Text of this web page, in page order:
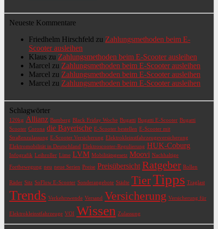
Neueste Kommentare
Friedhelm Hirschfeld zu Zahlungsmethoden beim E-
Scooter ausleihen
Klaus zu Zahlungsmethoden beim E-Scooter ausleihen
Marcel zu Zahlungsmethoden beim E-Scooter ausleihen
Marcel zu Zahlungsmethoden beim E-Scooter ausleihen
Marcel zu Zahlungsmethoden beim E-Scooter ausleihen
Schlagwörter
120kg Allianz Bamberg Black Friday Woche Bugatti Bugatti E-Scooter Bugatti
Scooter Corona die Bayerische E-Scooter bestellen E-Scooter mit
Straßenzulassung E-Scooter Versicherung Elektrokleinstfahrzeugeversicherung
Elektromobilität in Deutschland Elektroscooter-Regulierung HUK-Coburg
Infografik Leihroller Lime LVM Mobilitätsgesetz Moovi Nachhaltige
Fortbewegung neu neue Serien Preise Preisübersicht Ratgeber Rollen
Räder Sitz SoFlow E-Scooter Sonderangebote Städte TierTipps Traglast
Trends Verkehrswende Versand Versicherung Versicherung für
Elektrokleinstfahrzeuge VOI Wissen Zulassung